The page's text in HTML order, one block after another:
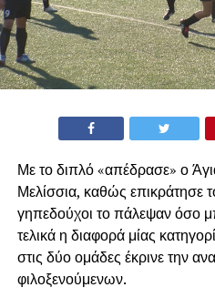
Με το διπλό «απέδρασε» ο
Μελίσσια, καθώς επικράτησε
γηπεδούχοι το πάλεψαν όσο
τελικά η διαφορά μίας
στις δύο ομάδες έκρινε την
φιλοξενούμενων.